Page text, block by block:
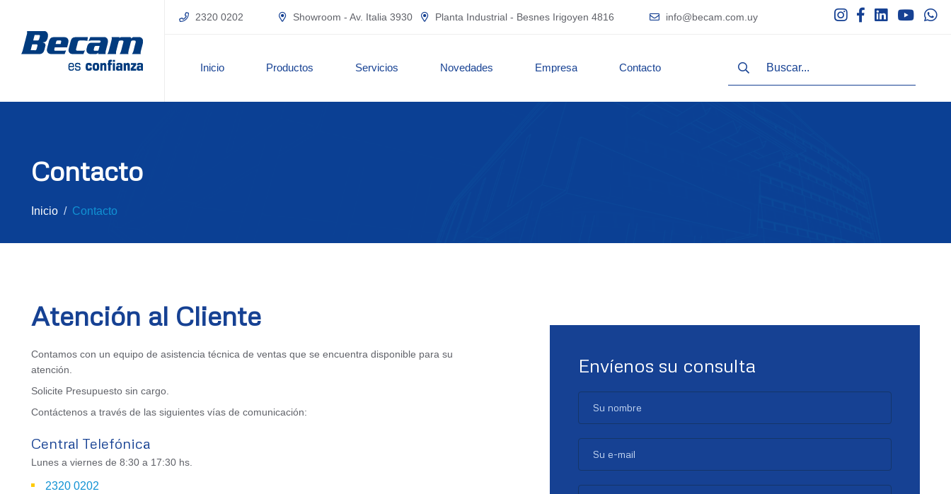
2320 0202 Showroom - Av. Italia 3930 Planta Industrial - Besnes Irigoyen 4816 info@becam.com.uy
Inicio Productos Servicios Novedades Empresa Contacto
Contacto
Inicio Contacto
Atención al Cliente
Contamos con un equipo de asistencia técnica de ventas que se encuentra disponible para su
atención.
Solicite Presupuesto sin cargo.
Contáctenos a través de las siguientes vías de comunicación:
Central Telefónica
Lunes a viernes de 8:30 a 17:30 hs.
2320 0202
Envíenos su consulta